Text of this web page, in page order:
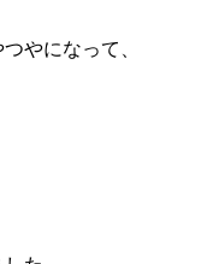
やになって、